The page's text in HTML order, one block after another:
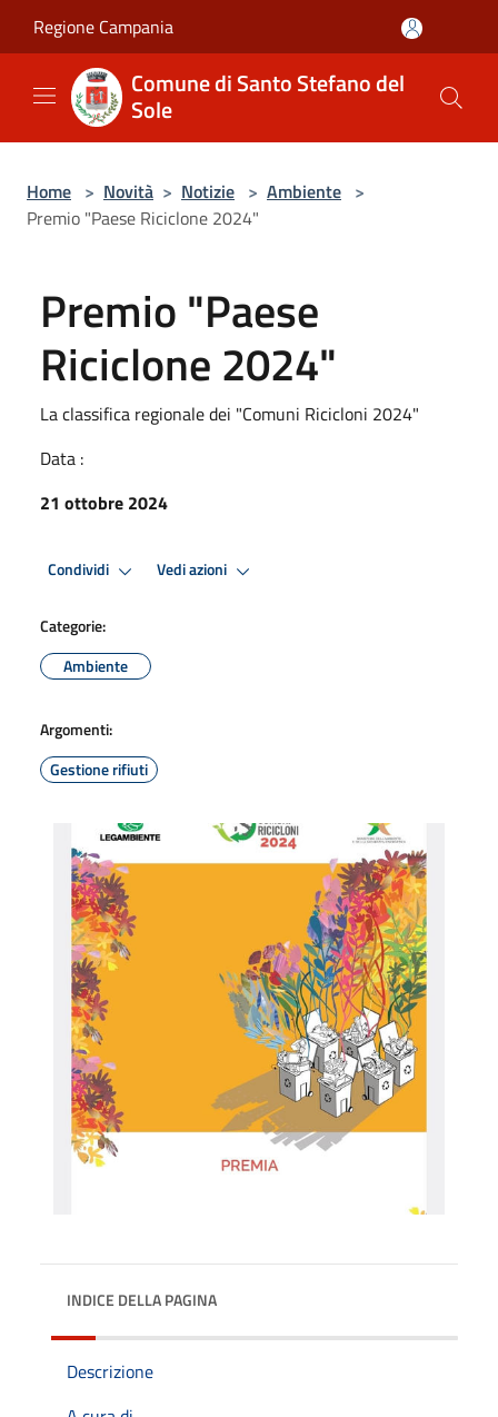
Regione Campania
Comune di Santo Stefano del
Sole
Home > Novità > Notizie > Ambiente >
Premio "Paese Riciclone 2024"
Premio "Paese
Riciclone 2024"
La classifica regionale dei "Comuni Ricicloni 2024"
Data :
21 ottobre 2024
Condividi Vedi azioni
Categorie:
Ambiente
Argomenti:
Gestione rifiuti
INDICE DELLA PAGINA
Descrizione